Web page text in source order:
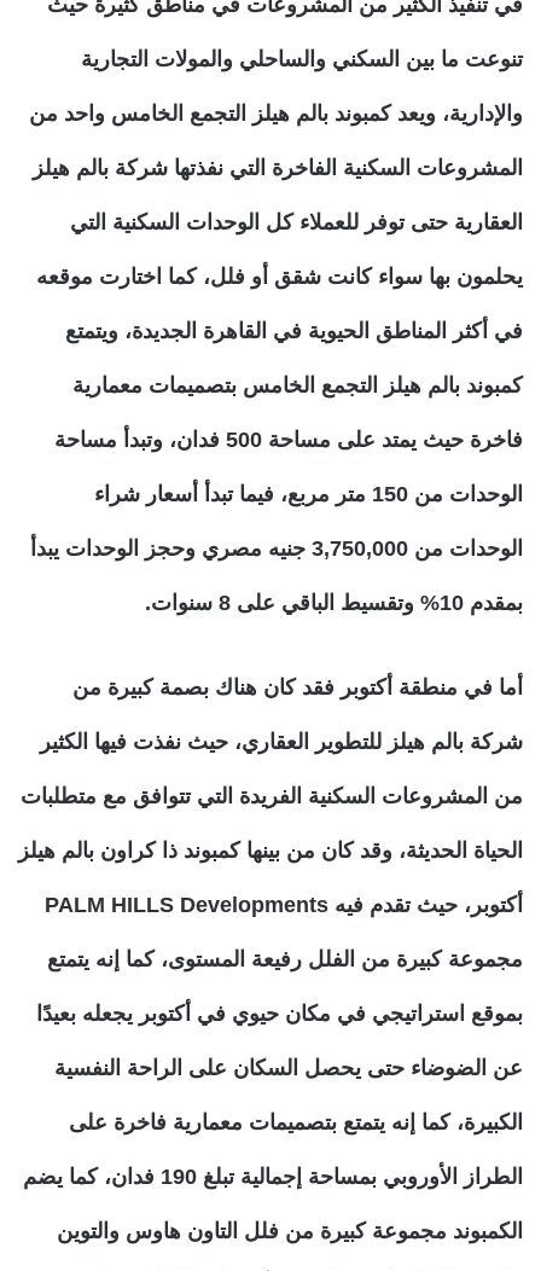
تنوعت ما بين السكني والساحلي والمولات التجارية
والإدارية، ويعد كمبوند بالم هيلز التجمع الخامس واحد من
المشروعات السكنية الفاخرة التي نفذتها شركة بالم هيلز
العقارية حتى توفر للعملاء كل الوحدات السكنية التي
يحلمون بها سواء كانت شقق أو فلل، كما اختارت موقعه
في أكثر المناطق الحيوية في القاهرة الجديدة، ويتمتع
كمبوند بالم هيلز التجمع الخامس بتصميمات معمارية
فاخرة حيث يمتد على مساحة 500 فدان، وتبدأ مساحة
الوحدات من 150 متر مربع، فيما تبدأ أسعار شراء
الوحدات من 3,750,000 جنيه مصري وحجز الوحدات يبدأ
بمقدم 10% وتقسيط الباقي على 8 سنوات.
أما في منطقة أكتوبر فقد كان هناك بصمة كبيرة من
شركة بالم هيلز للتطوير العقاري، حيث نفذت فيها الكثير
من المشروعات السكنية الفريدة التي تتوافق مع متطلبات
الحياة الحديثة، وقد كان من بينها كمبوند ذا كراون بالم هيلز
أكتوبر، حيث تقدم فيه PALM HILLS Developments
مجموعة كبيرة من الفلل رفيعة المستوى، كما إنه يتمتع
بموقع استراتيجي في مكان حيوي في أكتوبر يجعله بعيدًا
عن الضوضاء حتى يحصل السكان على الراحة النفسية
الكبيرة، كما إنه يتمتع بتصميمات معمارية فاخرة على
الطراز الأوروبي بمساحة إجمالية تبلغ 190 فدان، كما يضم
الكمبوند مجموعة كبيرة من فلل التاون هاوس والتوين